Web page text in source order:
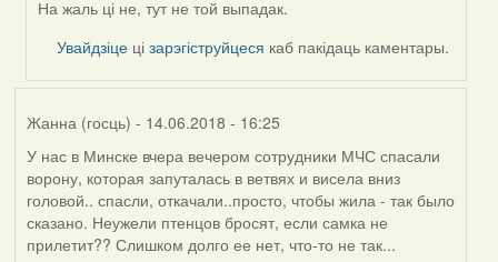
by
На жаль ці не, тут не той выпадак.
Увайдзіце цізарэгіструйцеся каб пакідаць каментары.
Жанна (госць) - 14.06.2018 - 16:25
У нас в Минске вчера вечером сотрудники МЧС спасали
ворону, которая запуталась в ветвях и висела вниз
головой.. спасли, откачали..просто, чтобы жила - так было
сказано. Неужели птенцов бросят, если самка не
прилетит?? Слишком долго ее нет, что-то не так...